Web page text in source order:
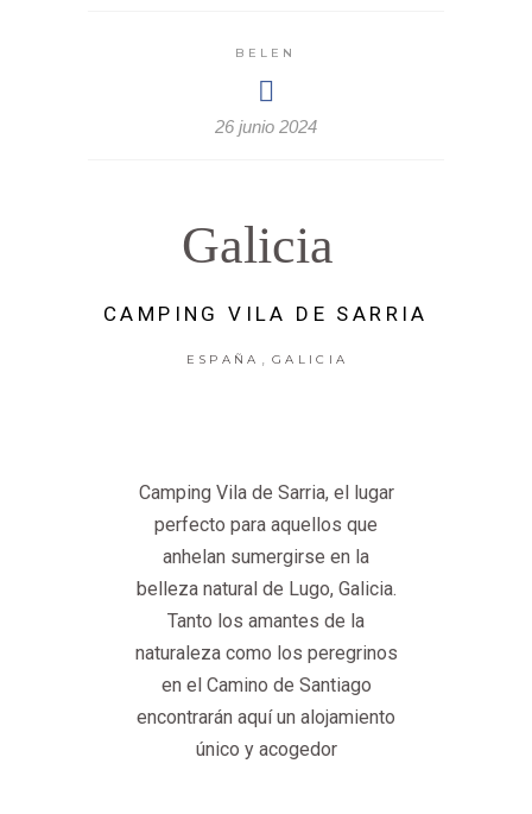
BELEN
26 junio 2024
Galicia
CAMPING VILA DE SARRIA
ESPAÑA , GALICIA
Camping Vila de Sarria, el lugar
perfecto para aquellos que
anhelan sumergirse en la
belleza natural de Lugo, Galicia.
Tanto los amantes de la
naturaleza como los peregrinos
en el Camino de Santiago
encontrarán aquí un alojamiento
único y acogedor